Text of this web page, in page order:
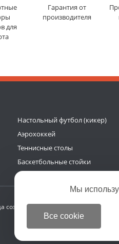
для
Гарантия от
производителя
Настольный футбол (кикер)
Аэрохоккей
Теннисные столы
Баскетбольные стойки
создана за 0.338 с | БД 0.238 с (new
Мы
Все cookie